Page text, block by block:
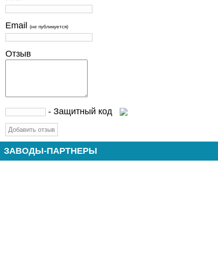
Email (не публикуется)
Отзыв
- Защитный код
ЗАВОДЫ-ПАРТНЕРЫ